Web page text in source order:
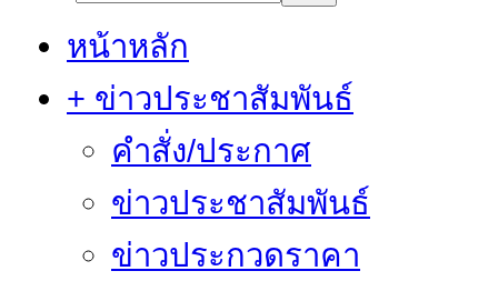
หน้าหลัก
+ ข่าวประชาสัมพันธ์
คำสั่ง/ประกาศ
ข่าวประชาสัมพันธ์
ข่าวประกวดราคา